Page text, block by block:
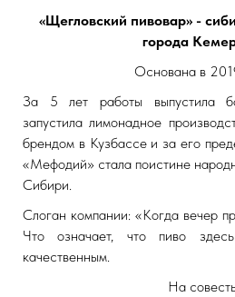
«Щегловский пивовар» -
города
Основана в
За 5 лет работы выпустила
запустила лимонадное
брендом в Кузбассе и за его
«Мефодий» стала поистине
Сибири.
Слоган компании: «Когда вечер
Что означает, что пиво
качественным.
На